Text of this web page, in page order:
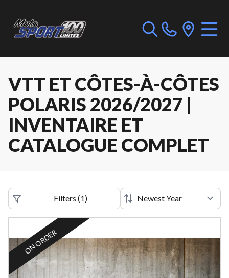
VTT ET CÔTES-À-CÔTES
POLARIS 2026/2027 |
INVENTAIRE ET
CATALOGUE COMPLET
Filters (1)
ON ORDER